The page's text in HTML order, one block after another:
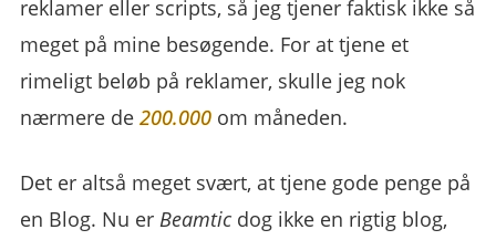
reklamer eller scripts, så jeg tjener faktisk ikke så
meget på mine besøgende. For at tjene et
rimeligt beløb på reklamer, skulle jeg nok
nærmere de200.000om måneden.
Det er altså meget svært, at tjene gode penge på
en Blog. Nu erBeamtic dog ikke en rigtig blog,